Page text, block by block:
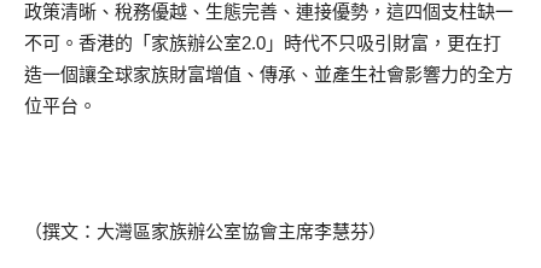
政策清晰、稅務優越、生態完善、連接優勢，這四個支柱缺一
不可。香港的「家族辦公室2.0」時代不只吸引財富，更在打
造一個讓全球家族財富增值、傳承、並產生社會影響力的全方
位平台。
（撰文：大灣區家族辦公室協會主席李慧芬）